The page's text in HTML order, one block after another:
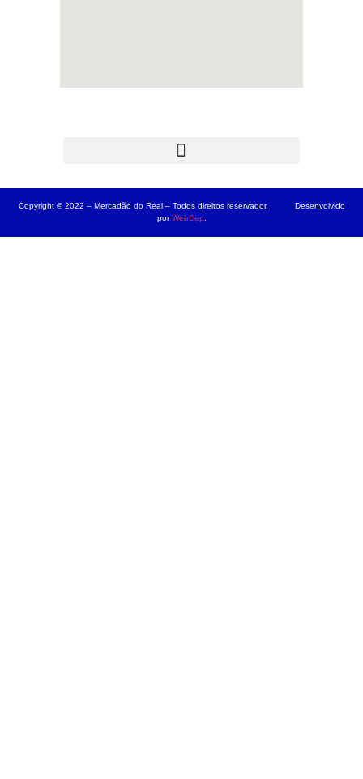
Copyright © 2022 – Mercadão do Real – Todos direitos reservador. Desenvolvido
porWebDep